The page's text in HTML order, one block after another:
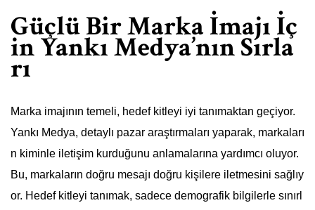
Güçlü Bir Marka İmajı İç
in Yankı Medya’nın Sırla
rı
Marka imajının temeli, hedef kitleyi iyi tanımaktan geçiyor.
Yankı Medya, detaylı pazar araştırmaları yaparak, markaları
n kiminle iletişim kurduğunu anlamalarına yardımcı oluyor.
Bu, markaların doğru mesajı doğru kişilere iletmesini sağlıy
or. Hedef kitleyi tanımak, sadece demografik bilgilerle sınırl